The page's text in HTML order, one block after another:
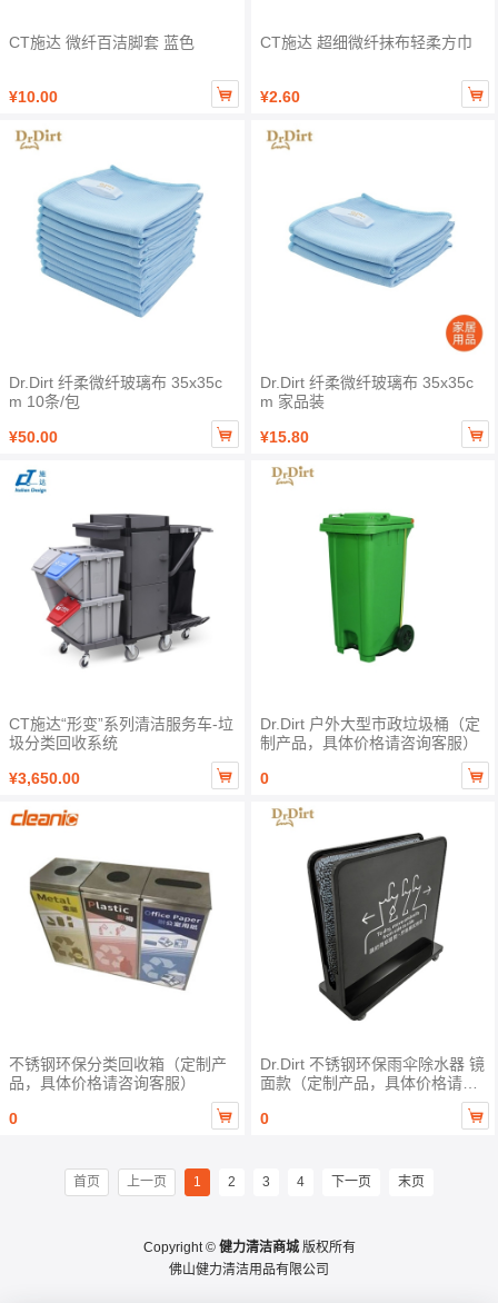
CT施达 微纤百洁脚套 蓝色
¥10.00 
CT施达 超细微纤抹布轻柔方巾
¥2.60 
Dr.Dirt 纤柔微纤玻璃布 35x35c
m 10条/包
¥50.00

Dr.Dirt 纤柔微纤玻璃布 35x35c
m 家品装
¥15.80

CT施达“形变”系列清洁服务车-垃
圾分类回收系统
¥3,650.00

Dr.Dirt 户外大型市政垃圾桶（定
制产品，具体价格请咨询客服）
0

不锈钢环保分类回收箱（定制产
品，具体价格请咨询客服）
0

Dr.Dirt 不锈钢环保雨伞除水器 镜
面款（定制产品，具体价格请咨
0

首页 上一页 1 2 3 4 下一页 末页
Copyright © 健力清洁商城版权所有
佛山健力清洁用品有限公司